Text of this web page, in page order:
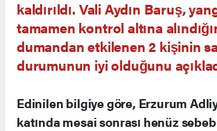
kaldırıldı. Vali Aydın Baruş,
tamamen kontrol altına
dumandan etkilenen 2 kişinin
durumunun iyi olduğunu
Edinilen bilgiye göre, Erzurum
katında mesai sonrası henüz